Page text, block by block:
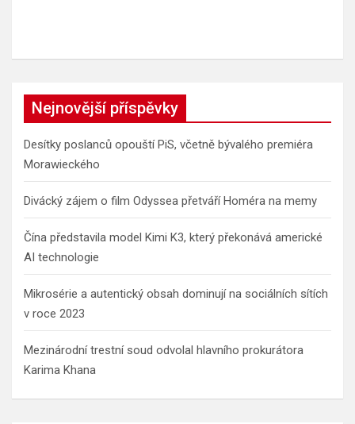
Nejnovější příspěvky
Desítky poslanců opouští PiS, včetně bývalého premiéra
Morawieckého
Divácký zájem o film Odyssea přetváří Homéra na memy
Čína představila model Kimi K3, který překonává americké
AI technologie
Mikrosérie a autentický obsah dominují na sociálních sítích
v roce 2023
Mezinárodní trestní soud odvolal hlavního prokurátora
Karima Khana